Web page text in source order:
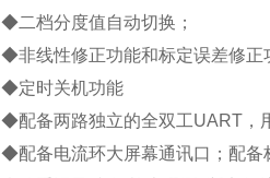
◆二档分度值自动切换；
◆非线性修正功能和标定误差修正
◆定时关机功能
◆配备两路独立的全双工UART，
◆配备电流环大屏幕通讯口；配备